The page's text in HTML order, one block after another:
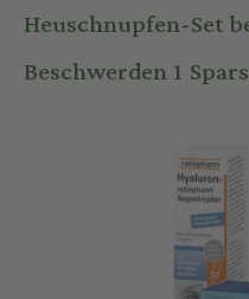
Heuschnupfen-Set
Beschwerden 1